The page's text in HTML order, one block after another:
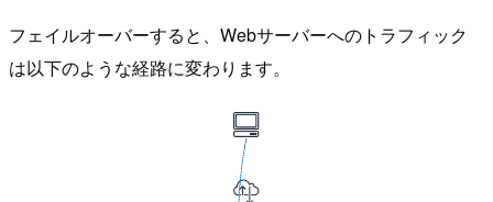
フェイルオーバーすると、Webサーバーへのトラフィック
は以下のような経路に変わります。